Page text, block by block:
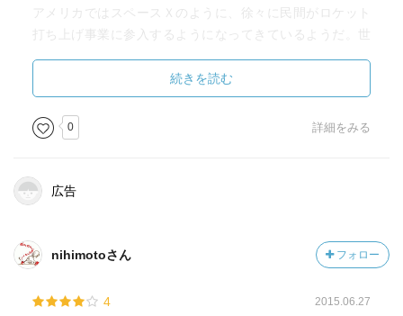
アメリカではスペースＸのように、徐々に民間がロケット
打ち上げ事業に参入するようになってきているようだ。世
少なくないことが分かった。
宇宙ビジネスに関するテーマなどは、さすがホリエモンで
ある。各ビジネスの現状や今後の展望を大変わかりやすく
できない人から見ても「できそうなんじゃないか」と思え
てくるし、そのための技術とビジネススキームも持ち合わ
モンが非凡である点だと思う。
そもそも、我々一般人は宇宙に対して誤解しているよう
続きを読む
0 詳細をみる
広告
nihimotoさん フォロー
4 2015.06.27